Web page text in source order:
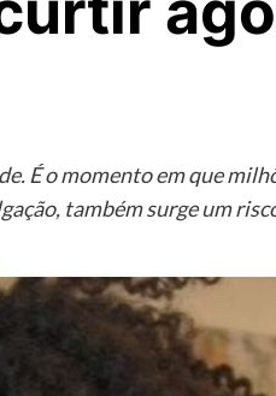
É o momento em que
também surge um